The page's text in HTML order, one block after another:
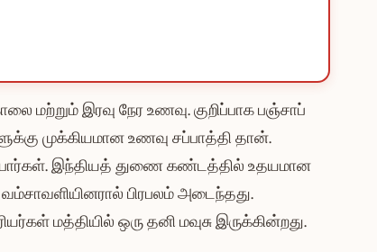
மற்றும் இரவு நேர உணவு. குறிப்பாக பஞ்சாப்
முக்கியமான உணவு சப்பாத்தி தான்.
இந்தியத் துணை கண்டத்தில் உதயமான
பிரபலம் அடைந்தது.
மத்தியில் ஒரு தனி மவுசு இருக்கின்றது.